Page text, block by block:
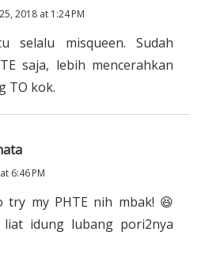
2018 at 1:24 PM
selalu misqueen. Sudah
saja, lebih mencerahkan
TO kok.
6:46 PM
try my PHTE nih mbak! 😆
idung lubang pori2nya